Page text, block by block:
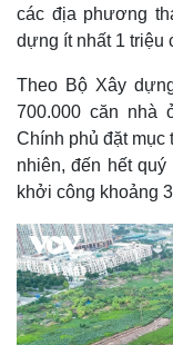
các địa phương
dựng ít nhất 1 triệu
Theo Bộ Xây
700.000 căn nhà
Chính phủ đặt mục
nhiên, đến hết
khởi công khoảng